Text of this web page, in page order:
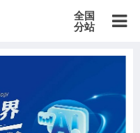
全国
分站
河南站 河北站
黑龙江站
青海站 贵州站
辽宁站